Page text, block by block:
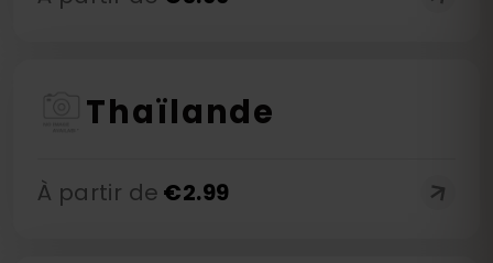
Thaïlande
À partir de €2.99